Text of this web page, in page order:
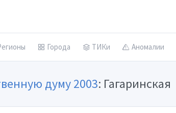
Города ТИКи Аномалии
думу 2003: Гагаринская